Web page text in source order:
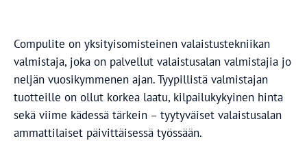
Compulite on yksityisomisteinen valaistustekniikan
valmistaja, joka on palvellut valaistusalan valmistajia jo
neljän vuosikymmenen ajan. Tyypillistä valmistajan
tuotteille on ollut korkea laatu, kilpailukykyinen hinta
sekä viime kädessä tärkein – tyytyväiset valaistusalan
ammattilaiset päivittäisessä työssään.